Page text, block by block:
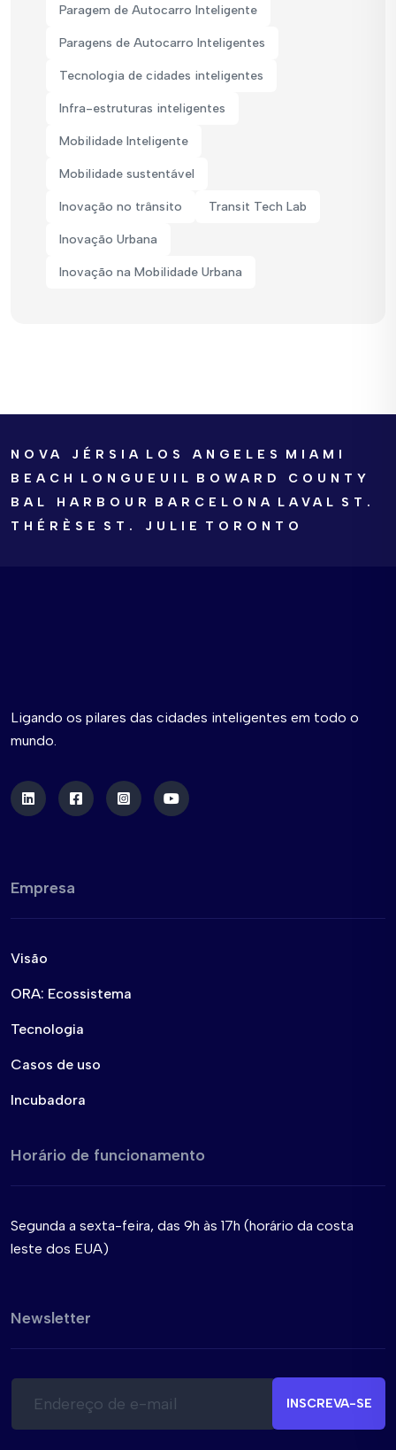
Paragem de Autocarro Inteligente
Paragens de Autocarro Inteligentes
Tecnologia de cidades inteligentes
Infra-estruturas inteligentes
Mobilidade Inteligente
Mobilidade sustentável
Inovação no trânsito Transit Tech Lab
Inovação Urbana
Inovação na Mobilidade Urbana
NOVA JÉRSIA LOS ANGELES
MIAMI
BEACH
LONGUEUIL BOWARD COUNTY
BAL HARBOUR
BARCELONA LAVAL ST.
THÉRÈSE
ST. JULIE TORONTO
Ligando os pilares das cidades inteligentes em todo o
mundo.
Empresa
Visão
ORA: Ecossistema
Tecnologia
Casos de uso
Incubadora
Horário de funcionamento
Segunda a sexta-feira, das 9h às 17h (horário da costa
leste dos EUA)
Newsletter
EE
a
INSCREVA-SE